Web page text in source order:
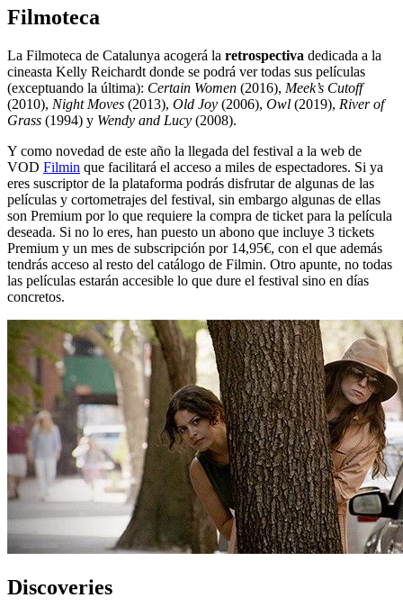
Filmoteca
La Filmoteca de Catalunya acogerá la retrospectiva dedicada a la
cineasta Kelly Reichardt donde se podrá ver todas sus películas
(exceptuando la última): Certain Women (2016), Meek’s Cutoff
(2010), Night Moves (2013), Old Joy (2006), Owl (2019), River of
Grass (1994) y Wendy and Lucy (2008).
Y como novedad de este año la llegada del festival a la web de
VOD Filmin que facilitará el acceso a miles de espectadores. Si ya
eres suscriptor de la plataforma podrás disfrutar de algunas de las
películas y cortometrajes del festival, sin embargo algunas de ellas
son Premium por lo que requiere la compra de ticket para la película
deseada. Si no lo eres, han puesto un abono que incluye 3 tickets
Premium y un mes de subscripción por 14,95€, con el que además
tendrás acceso al resto del catálogo de Filmin. Otro apunte, no todas
las películas estarán accesible lo que dure el festival sino en días
concretos.
Discoveries